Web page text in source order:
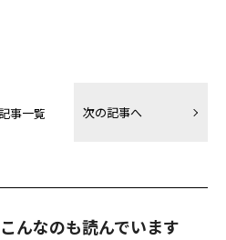
事一覧 次の記事へ
んなのも読んでいます